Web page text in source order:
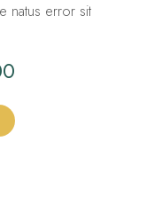
natus error sit